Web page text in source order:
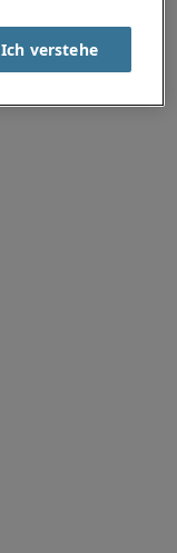
Ich verstehe